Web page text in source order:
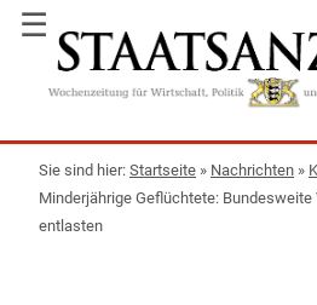
☰
Startseite » Nachrichten »
Minderjährige Geflüchtete:
entlasten